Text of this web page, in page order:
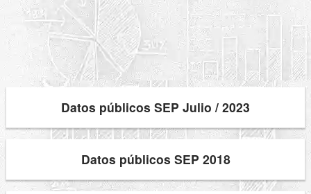
Datos públicos SEP Julio / 2023
Datos públicos SEP 2018